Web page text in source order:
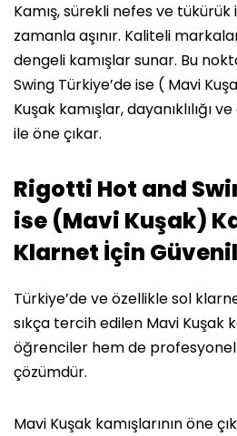
Kamış, sürekli nefes ve
zamanla aşınır. Kaliteli
dengeli kamışlar sunar. Bu
Swing Türkiye’de ise ( Mavi
Kuşak kamışlar, dayanıklılığı
ile öne çıkar.
Rigotti Hot and
ise (Mavi Kuşak)
Klarnet İçin
Türkiye’de ve özellikle sol
sıkça tercih edilen Mavi Kuşak
öğrenciler hem de
çözümdür.
Mavi Kuşak kamışlarının öne